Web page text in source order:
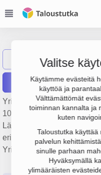
Valitse
Käytämme evästeitä
käyttöä ja
Välttämättömät
toiminnan kannalta ja
kuten
Taloustutka
palvelun
sinulle parhaan
Hyväksymällä
ylimääräisten
Näytä haku
Raportit
Yrityksen Hoitoketju Apu
105 000 € ja
Lääkäriasemat,
erikoislääkäripalvelut,
Yrityksen yhtiömuoto